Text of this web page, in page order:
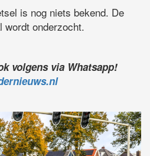
is nog niets bekend. De
wordt onderzocht.
volgens via Whatsapp!